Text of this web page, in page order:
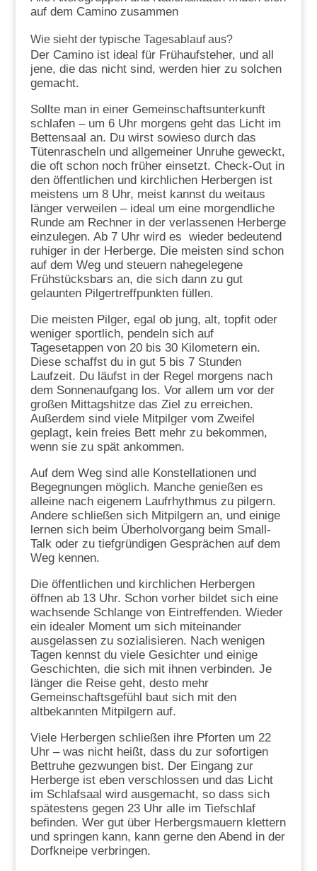
auf dem Camino zusammen
Wie sieht der typische Tagesablauf aus?
Der Camino ist ideal für Frühaufsteher, und all
jene, die das nicht sind, werden hier zu solchen
gemacht.
Sollte man in einer Gemeinschaftsunterkunft
schlafen – um 6 Uhr morgens geht das Licht im
Bettensaal an. Du wirst sowieso durch das
Tütenrascheln und allgemeiner Unruhe geweckt,
die oft schon noch früher einsetzt. Check-Out in
den öffentlichen und kirchlichen Herbergen ist
meistens um 8 Uhr, meist kannst du weitaus
länger verweilen – ideal um eine morgendliche
Runde am Rechner in der verlassenen Herberge
einzulegen. Ab 7 Uhr wird es wieder bedeutend
ruhiger in der Herberge. Die meisten sind schon
auf dem Weg und steuern nahegelegene
Frühstücksbars an, die sich dann zu gut
gelaunten Pilgertreffpunkten füllen.
Die meisten Pilger, egal ob jung, alt, topfit oder
weniger sportlich, pendeln sich auf
Tagesetappen von 20 bis 30 Kilometern ein.
Diese schaffst du in gut 5 bis 7 Stunden
Laufzeit. Du läufst in der Regel morgens nach
dem Sonnenaufgang los. Vor allem um vor der
großen Mittagshitze das Ziel zu erreichen.
Außerdem sind viele Mitpilger vom Zweifel
geplagt, kein freies Bett mehr zu bekommen,
wenn sie zu spät ankommen.
Auf dem Weg sind alle Konstellationen und
Begegnungen möglich. Manche genießen es
alleine nach eigenem Laufrhythmus zu pilgern.
Andere schließen sich Mitpilgern an, und einige
lernen sich beim Überholvorgang beim Small-
Talk oder zu tiefgründigen Gesprächen auf dem
Weg kennen.
Die öffentlichen und kirchlichen Herbergen
öffnen ab 13 Uhr. Schon vorher bildet sich eine
wachsende Schlange von Eintreffenden. Wieder
ein idealer Moment um sich miteinander
ausgelassen zu sozialisieren. Nach wenigen
Tagen kennst du viele Gesichter und einige
Geschichten, die sich mit ihnen verbinden. Je
länger die Reise geht, desto mehr
Gemeinschaftsgefühl baut sich mit den
altbekannten Mitpilgern auf.
Viele Herbergen schließen ihre Pforten um 22
Uhr – was nicht heißt, dass du zur sofortigen
Bettruhe gezwungen bist. Der Eingang zur
Herberge ist eben verschlossen und das Licht
im Schlafsaal wird ausgemacht, so dass sich
spätestens gegen 23 Uhr alle im Tiefschlaf
befinden. Wer gut über Herbergsmauern klettern
und springen kann, kann gerne den Abend in der
Dorfkneipe verbringen.